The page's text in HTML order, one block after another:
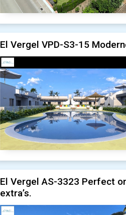
El Vergel VPD-S3-15
El Vergel AS-3323 Perfect
extra’s.